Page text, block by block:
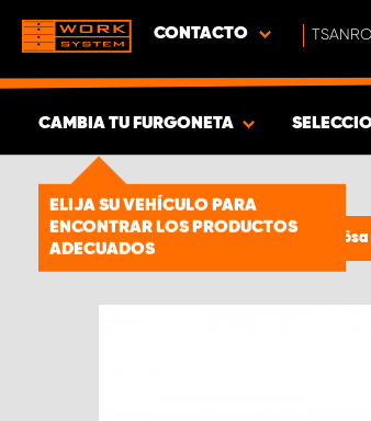
CONTACTO
CAMBIA TU FURGONETA
ELIJA SU VEHÍCULO PARA
ENCONTRAR LOS PRODUCTOS
ADECUADOS
MOSTRAR RESULTADOS -
PRODUCTOS
Estanterías para furgonetas